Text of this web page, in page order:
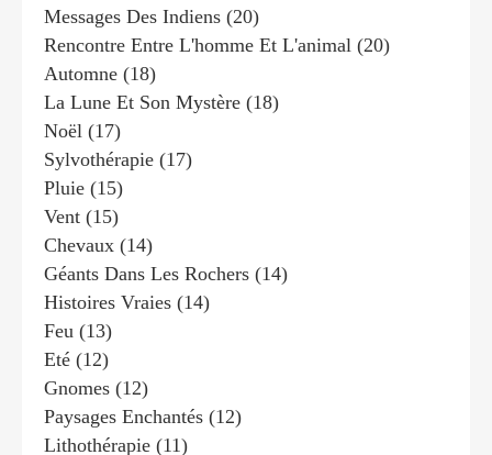
Messages Des Indiens (20)
Rencontre Entre L'homme Et L'animal (20)
Automne (18)
La Lune Et Son Mystère (18)
Noël (17)
Sylvothérapie (17)
Pluie (15)
Vent (15)
Chevaux (14)
Géants Dans Les Rochers (14)
Histoires Vraies (14)
Feu (13)
Eté (12)
Gnomes (12)
Paysages Enchantés (12)
Lithothérapie (11)